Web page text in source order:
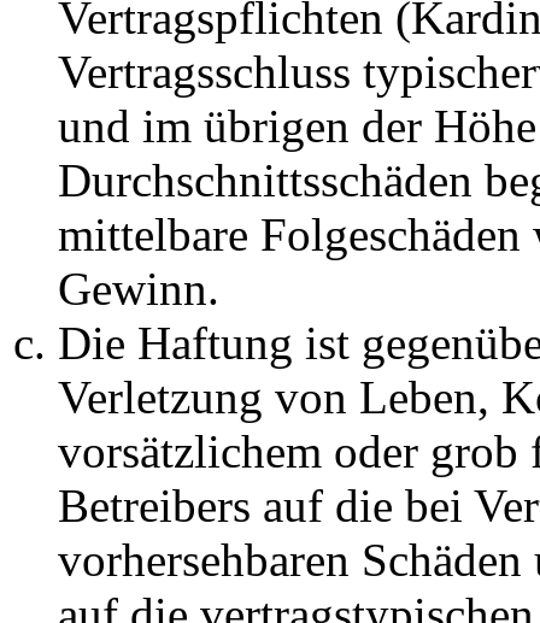
Vertragspflichten
Vertragsschluss
und im übrigen der
Durchschnittsschäden
mittelbare Folgeschäden
Gewinn.
Die Haftung ist
Verletzung von Leben,
vorsätzlichem oder grob
Betreibers auf die bei
vorhersehbaren